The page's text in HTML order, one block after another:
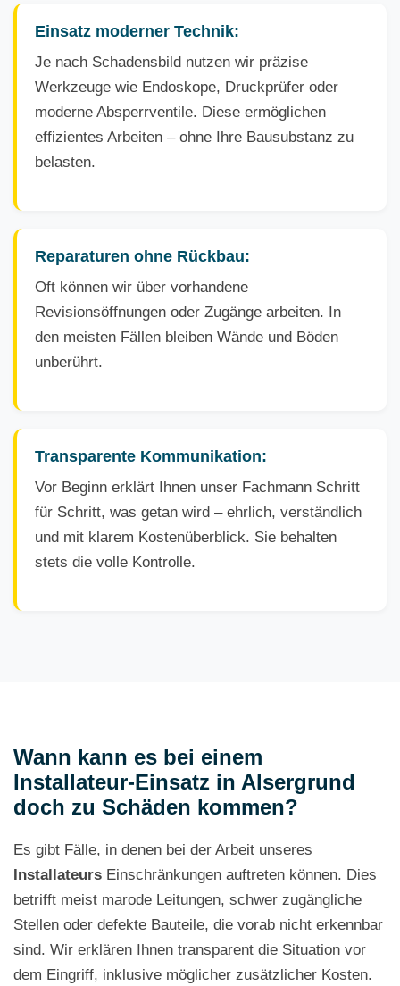
Einsatz moderner Technik:
Je nach Schadensbild nutzen wir präzise
Werkzeuge wie Endoskope, Druckprüfer oder
moderne Absperrventile. Diese ermöglichen
effizientes Arbeiten – ohne Ihre Bausubstanz zu
belasten.
Reparaturen ohne Rückbau:
Oft können wir über vorhandene
Revisionsöffnungen oder Zugänge arbeiten. In
den meisten Fällen bleiben Wände und Böden
unberührt.
Transparente Kommunikation:
Vor Beginn erklärt Ihnen unser Fachmann Schritt
für Schritt, was getan wird – ehrlich, verständlich
und mit klarem Kostenüberblick. Sie behalten
stets die volle Kontrolle.
Wann kann es bei einem
Installateur-Einsatz in Alsergrund
doch zu Schäden kommen?
Es gibt Fälle, in denen bei der Arbeit unseres
Installateurs Einschränkungen auftreten können. Dies
betrifft meist marode Leitungen, schwer zugängliche
Stellen oder defekte Bauteile, die vorab nicht erkennbar
sind. Wir erklären Ihnen transparent die Situation vor
dem Eingriff, inklusive möglicher zusätzlicher Kosten.